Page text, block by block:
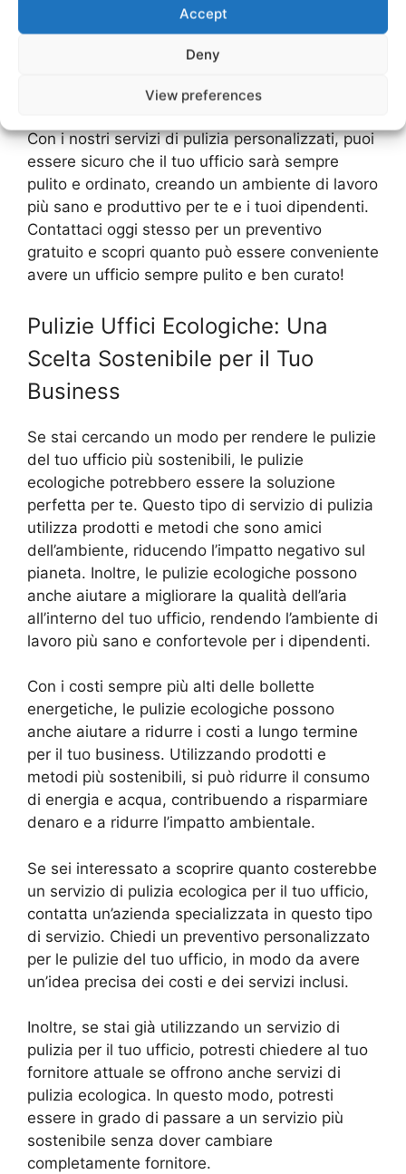
Accept
Deny
View preferences
offriamo una vasta gamma di servizi, tra cui la
pulizia dei pavimenti, la pulizia dei bagni e la
tue esigenze di pulizia.
Con i nostri servizi di pulizia personalizzati, puoi
essere sicuro che il tuo ufficio sarà sempre
pulito e ordinato, creando un ambiente di lavoro
più sano e produttivo per te e i tuoi dipendenti.
Contattaci oggi stesso per un preventivo
gratuito e scopri quanto può essere conveniente
avere un ufficio sempre pulito e ben curato!
Pulizie Uffici Ecologiche: Una
Scelta Sostenibile per il Tuo
Business
Se stai cercando un modo per rendere le pulizie
del tuo ufficio più sostenibili, le pulizie
ecologiche potrebbero essere la soluzione
perfetta per te. Questo tipo di servizio di pulizia
utilizza prodotti e metodi che sono amici
dell’ambiente, riducendo l’impatto negativo sul
pianeta. Inoltre, le pulizie ecologiche possono
anche aiutare a migliorare la qualità dell’aria
all’interno del tuo ufficio, rendendo l’ambiente di
lavoro più sano e confortevole per i dipendenti.
Con i costi sempre più alti delle bollette
energetiche, le pulizie ecologiche possono
anche aiutare a ridurre i costi a lungo termine
per il tuo business. Utilizzando prodotti e
metodi più sostenibili, si può ridurre il consumo
di energia e acqua, contribuendo a risparmiare
denaro e a ridurre l’impatto ambientale.
Se sei interessato a scoprire quanto costerebbe
un servizio di pulizia ecologica per il tuo ufficio,
contatta un’azienda specializzata in questo tipo
di servizio. Chiedi un preventivo personalizzato
per le pulizie del tuo ufficio, in modo da avere
un’idea precisa dei costi e dei servizi inclusi.
Inoltre, se stai già utilizzando un servizio di
pulizia per il tuo ufficio, potresti chiedere al tuo
fornitore attuale se offrono anche servizi di
pulizia ecologica. In questo modo, potresti
essere in grado di passare a un servizio più
sostenibile senza dover cambiare
completamente fornitore.